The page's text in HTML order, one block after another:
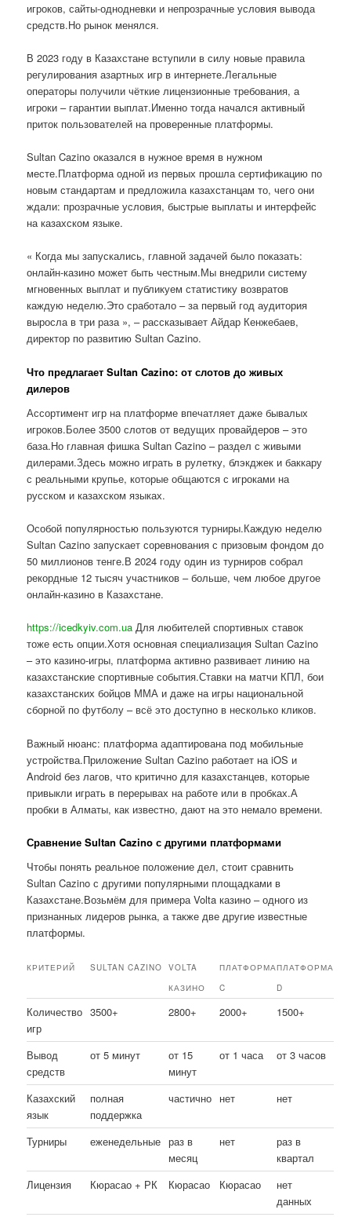
игроков, сайты-однодневки и непрозрачные условия вывода
средств.Но рынок менялся.
В 2023 году в Казахстане вступили в силу новые правила
регулирования азартных игр в интернете.Легальные
операторы получили чёткие лицензионные требования, а
игроки – гарантии выплат.Именно тогда начался активный
приток пользователей на проверенные платформы.
Sultan Cazino оказался в нужное время в нужном
месте.Платформа одной из первых прошла сертификацию по
новым стандартам и предложила казахстанцам то, чего они
ждали: прозрачные условия, быстрые выплаты и интерфейс
на казахском языке.
« Когда мы запускались, главной задачей было показать:
онлайн-казино может быть честным.Мы внедрили систему
мгновенных выплат и публикуем статистику возвратов
каждую неделю.Это сработало – за первый год аудитория
выросла в три раза », – рассказывает Айдар Кенжебаев,
директор по развитию Sultan Cazino.
Что предлагает Sultan Cazino: от слотов до живых
дилеров
Ассортимент игр на платформе впечатляет даже бывалых
игроков.Более 3500 слотов от ведущих провайдеров – это
база.Но главная фишка Sultan Cazino – раздел с живыми
дилерами.Здесь можно играть в рулетку, блэкджек и баккару
с реальными крупье, которые общаются с игроками на
русском и казахском языках.
Особой популярностью пользуются турниры.Каждую неделю
Sultan Cazino запускает соревнования с призовым фондом до
50 миллионов тенге.В 2024 году один из турниров собрал
рекордные 12 тысяч участников – больше, чем любое другое
онлайн-казино в Казахстане.
https://icedkyiv.com.ua Для любителей спортивных ставок
тоже есть опции.Хотя основная специализация Sultan Cazino
– это казино-игры, платформа активно развивает линию на
казахстанские спортивные события.Ставки на матчи КПЛ, бои
казахстанских бойцов ММА и даже на игры национальной
сборной по футболу – всё это доступно в несколько кликов.
Важный нюанс: платформа адаптирована под мобильные
устройства.Приложение Sultan Cazino работает на iOS и
Android без лагов, что критично для казахстанцев, которые
привыкли играть в перерывах на работе или в пробках.А
пробки в Алматы, как известно, дают на это немало времени.
Сравнение Sultan Cazino с другими платформами
Чтобы понять реальное положение дел, стоит сравнить
Sultan Cazino с другими популярными площадками в
Казахстане.Возьмём для примера Volta казино – одного из
признанных лидеров рынка, а также две другие известные
платформы.
КРИТЕРИЙ SULTAN CAZINO
VOLTA
КАЗИНО
ПЛАТФОРМА
C
ПЛАТФОРМА
D
Количество
игр
3500+ 2800+ 2000+ 1500+
Вывод
средств
от 5 минут
от 15
минут
от 1 часа от 3 часов
Казахский
язык
полная
поддержка
частично нет нет
Турниры еженедельные раз в
месяц
нет
раз в
квартал
Лицензия
Кюрасао + РК Кюрасао Кюрасао
нет
данных